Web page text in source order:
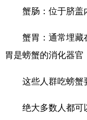
蟹肠：位于脐盖内
蟹胃：通常埋藏
胃是螃蟹的消化器官
这些人群吃螃蟹
绝大多数人都可